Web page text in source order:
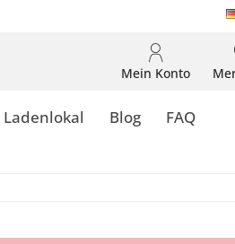
Mein Konto
Ladenlokal Blog FAQ